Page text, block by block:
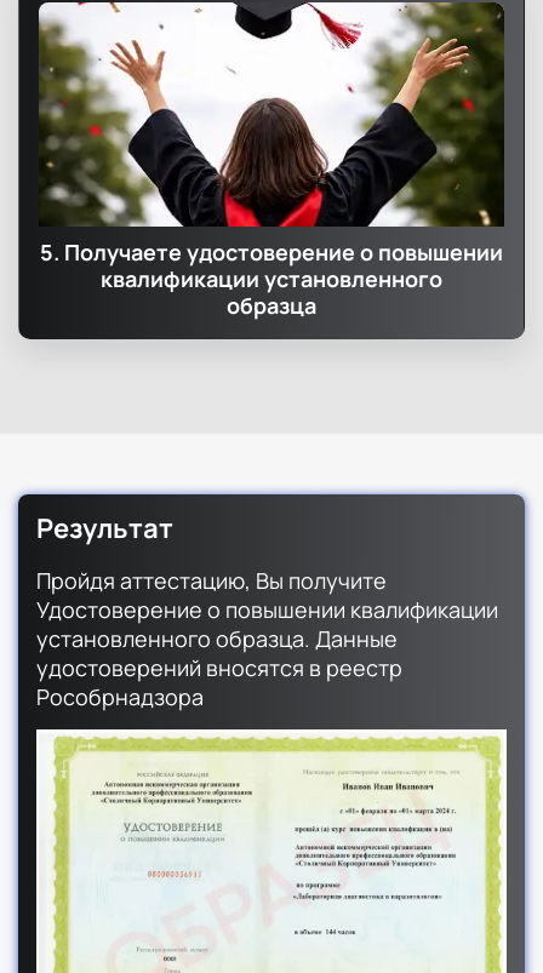
5. Получаете удостоверение о повышении
квалификации установленного
образца
Результат
Пройдя аттестацию, Вы получите
Удостоверение о повышении квалификации
установленного образца. Данные
удостоверений вносятся в реестр
Рособрнадзора